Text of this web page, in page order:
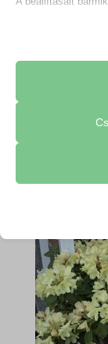
Ne feledje, hogy ha
letiltása mellett
élményét és az
Az alapvető
működéséhez.
igénylik a
_gat_ua-*
Statisztikai